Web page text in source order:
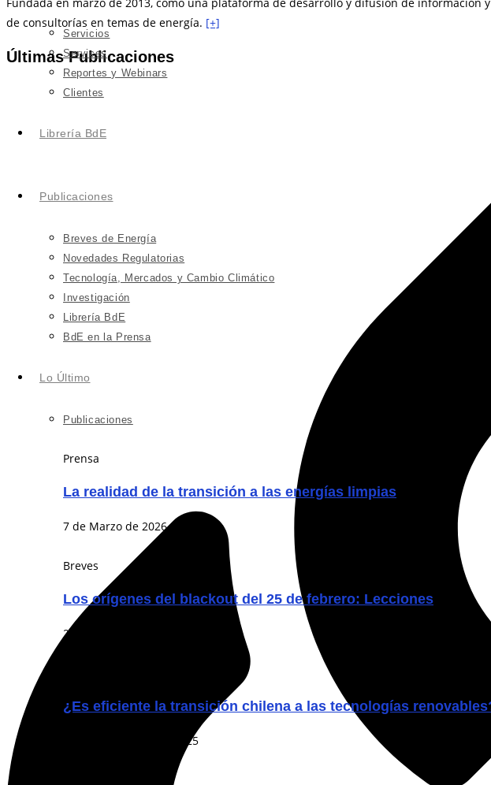
Servicios
Services
Reportes y Webinars
Clientes
Librería BdE
Publicaciones
Breves de Energía
Novedades Regulatorias
Tecnología, Mercados y Cambio Climático
Investigación
Librería BdE
BdE en la Prensa
Lo Último
Publicaciones
Prensa
La realidad de la transición a las energías limpias
7 de Marzo de 2026
Breves
Los orígenes del blackout del 25 de febrero: Lecciones
26 de Febrero de 2026
¿Es eficiente la transición chilena a las tecnologías
11 de Noviembre de 2025
de consultorías en temas de energía. [+]
Últimas Publicaciones